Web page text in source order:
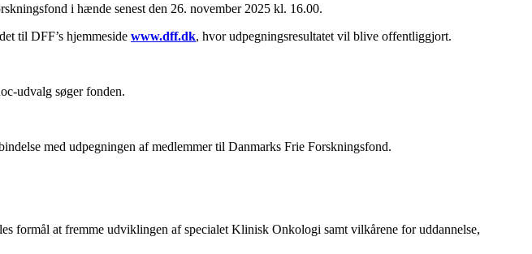
i hænde senest den 26. november 2025 kl. 16.00.
til DFF’s hjemmeside www.dff.dk, hvor udpegningsresultatet vil blive offentliggjort.
udvalg søger fonden.
med udpegningen af medlemmer til Danmarks Frie Forskningsfond.
at fremme udviklingen af specialet Klinisk Onkologi samt vilkårene for uddannelse,